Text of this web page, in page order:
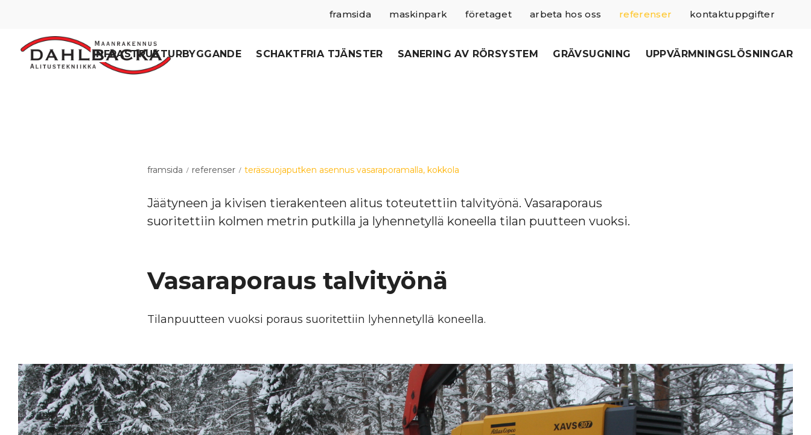
framsida maskinpark företaget arbeta hos oss referenser kontaktuppgifter
INFRASTRUKTURBYGGANDE SCHAKTFRIA TJÄNSTER SANERING AV RÖRSYSTEM GRÄVSUGNING UPPVÄRMNINGSLÖSNINGAR
framsida / referenser / terässuojaputken asennus vasaraporamalla, kokkola
Jäätyneen ja kivisen tierakenteen alitus toteutettiin talvityönä. Vasaraporaus
suoritettiin kolmen metrin putkilla ja lyhennetyllä koneella tilan puutteen vuoksi.
Vasaraporaus talvityönä
Tilanpuutteen vuoksi poraus suoritettiin lyhennetyllä koneella.